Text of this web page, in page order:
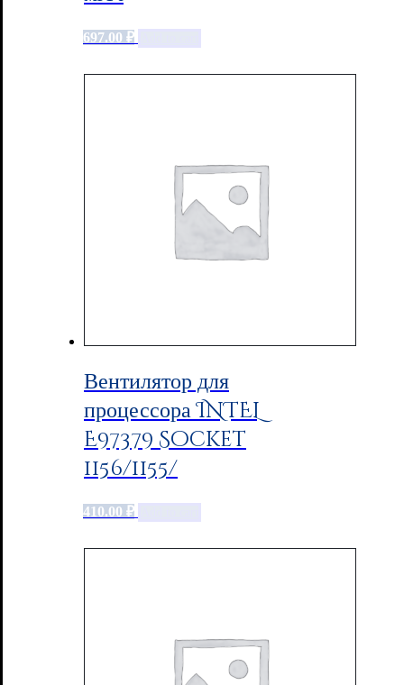
697.00 ₽
Вентилятор для
процессора INTEL
E97379 Socket
1156/1155/
410.00 ₽